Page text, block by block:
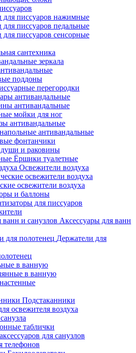
для писсуаров нажимные
писсуаров педальные
писсуаров сенсорные
сантехника
зеркала
поддоны
перегородки
антивандальные
антивандальные
мойки для ног
антивандальные
антивандальные
фонтанчики
и раковины
Ёршики туалетные
Освежители воздуха
освежители воздуха
и баллоны
для писсуаров
Аксессуары для ванн
Держатели для
в ванную
в ванную
Подстаканники
освежителя воздуха
таблички
для санузлов
телефонов